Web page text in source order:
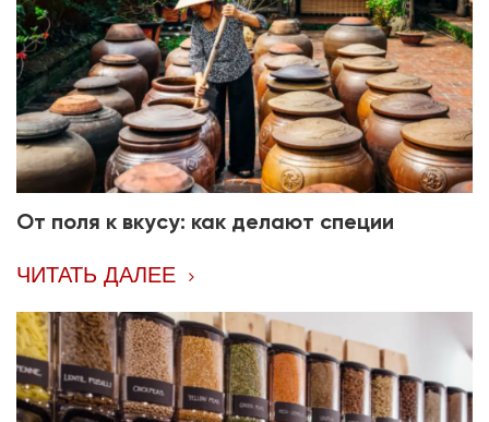
От поля к вкусу: как делают специи
ЧИТАТЬ ДАЛЕЕ